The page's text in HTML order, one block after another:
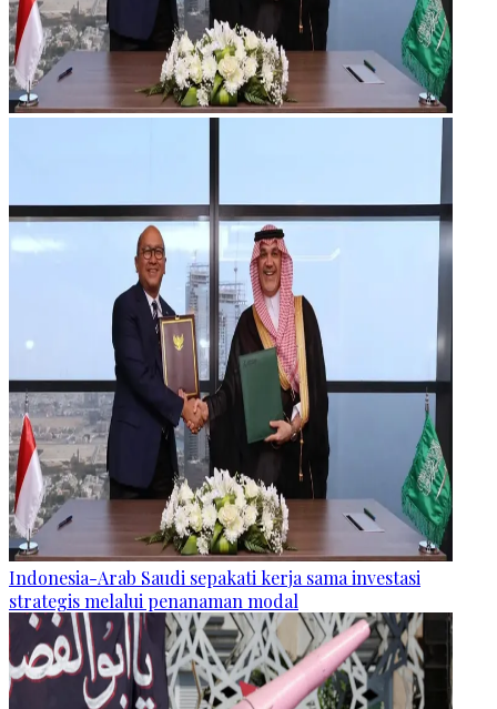
Indonesia-Arab Saudi sepakati kerja sama investasi
strategis melalui penanaman modal